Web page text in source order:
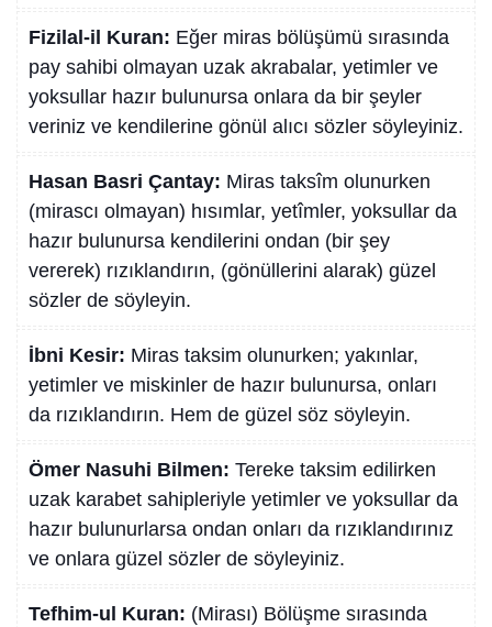
Fizilal-il Kuran: Eğer miras bölüşümü sırasında
pay sahibi olmayan uzak akrabalar, yetimler ve
yoksullar hazır bulunursa onlara da bir şeyler
veriniz ve kendilerine gönül alıcı sözler söyleyiniz.
Hasan Basri Çantay: Miras taksîm olunurken
(mirascı olmayan) hısımlar, yetîmler, yoksullar da
hazır bulunursa kendilerini ondan (bir şey
vererek) rızıklandırın, (gönüllerini alarak) güzel
sözler de söyleyin.
İbni Kesir: Miras taksim olunurken; yakınlar,
yetimler ve miskinler de hazır bulunursa, onları
da rızıklandırın. Hem de güzel söz söyleyin.
Ömer Nasuhi Bilmen: Tereke taksim edilirken
uzak karabet sahipleriyle yetimler ve yoksullar da
hazır bulunurlarsa ondan onları da rızıklandırınız
ve onlara güzel sözler de söyleyiniz.
Tefhim-ul Kuran: (Mirası) Bölüşme sırasında